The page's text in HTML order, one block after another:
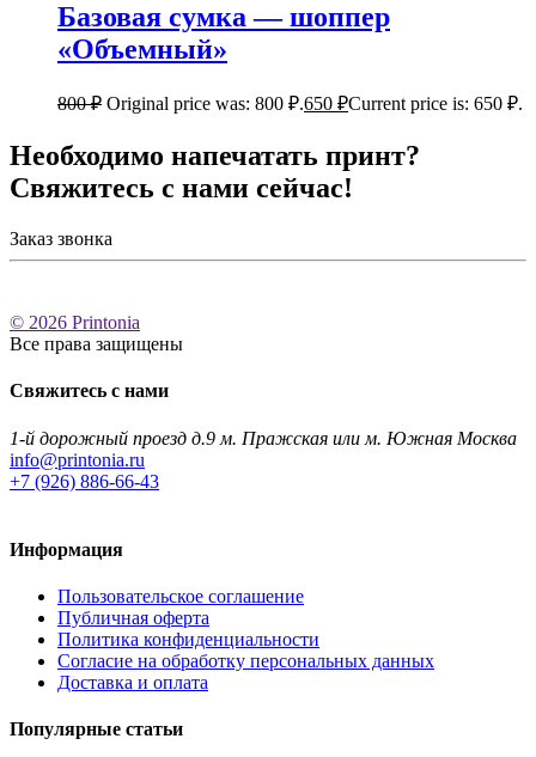
Базовая сумка — шоппер
«Объемный»
800₽ Original price was: 800 ₽.650 ₽Current price is: 650 ₽.
Необходимо напечатать принт?
Свяжитесь с нами сейчас!
Заказ звонка
© 2026 Printonia
Все права защищены
Свяжитесь с нами
1-й дорожный проезд д.9 м. Пражская или м. Южная Москва
info@printonia.ru
+7 (926) 886-66-43
Информация
Пользовательское соглашение
Публичная оферта
Политика конфиденциальности
Согласие на обработку персональных данных
Доставка и оплата
Популярные статьи